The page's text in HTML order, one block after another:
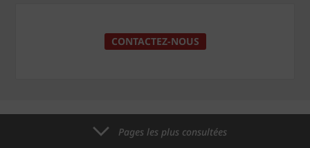
CONTACTEZ-NOUS
Pages les plus consultées